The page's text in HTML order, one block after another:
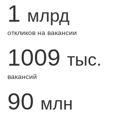
1 млрд
откликов на вакансии
1009 тыс.
вакансий
90 млн